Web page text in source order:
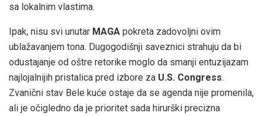
sa lokalnim vlastima.
Ipak, nisu svi unutar MAGA pokreta zadovoljni ovim
ublažavanjem tona. Dugogodišnji saveznici strahuju da bi
odustajanje od oštre retorike moglo da smanji entuzijazam
najlojalnijih pristalica pred izbore za U.S. Congress.
Zvanični stav Bele kuće ostaje da se agenda nije promenila,
ali je očigledno da je prioritet sada hirurški precizna